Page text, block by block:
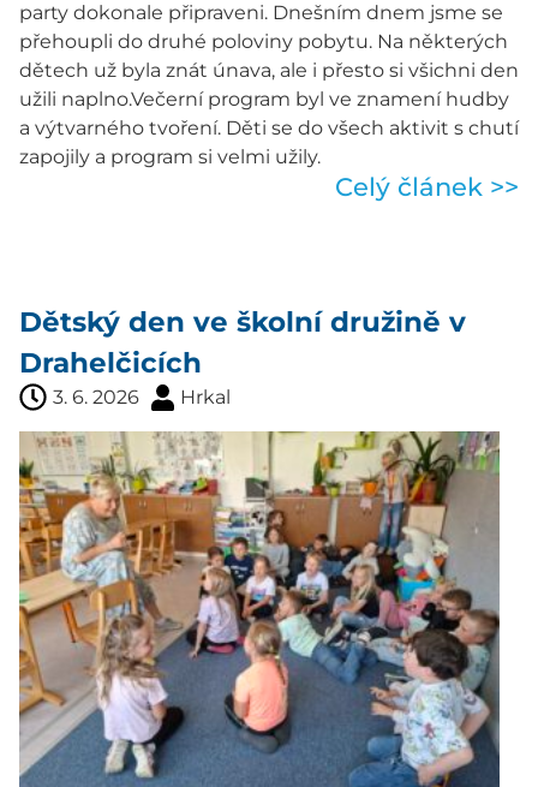
party dokonale připraveni. Dnešním dnem jsme se
přehoupli do druhé poloviny pobytu. Na některých
dětech už byla znát únava, ale i přesto si všichni den
užili naplno.Večerní program byl ve znamení hudby
a výtvarného tvoření. Děti se do všech aktivit s chutí
zapojily a program si velmi užily.
Celý článek >>
Dětský den ve školní družině v
Drahelčicích
3. 6. 2026 Hrkal